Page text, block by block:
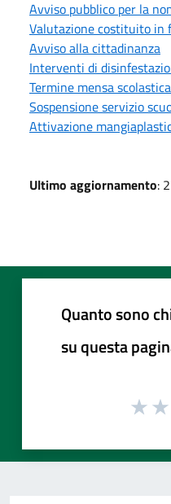
Avviso pubblico per la
Valutazione costituito in
Avviso alla cittadinanza
Interventi di
Termine mensa
Sospensione servizio
Attivazione
Ultimo aggiornamento:
Quanto sono
su questa